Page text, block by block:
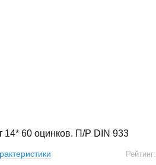
14* 60 оцинков. П/Р DIN 933
Рейтинг: